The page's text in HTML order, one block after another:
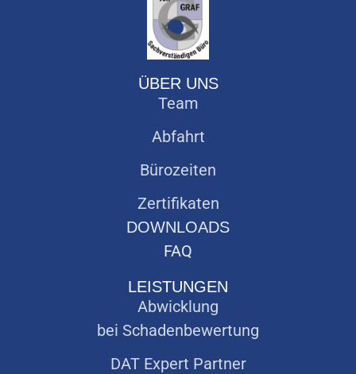
ÜBER UNS
Team
Abfahrt
Bürozeiten
Zertifikaten
DOWNLOADS
FAQ
LEISTUNGEN
Abwicklung
bei Schadenbewertung
DAT Expert Partner